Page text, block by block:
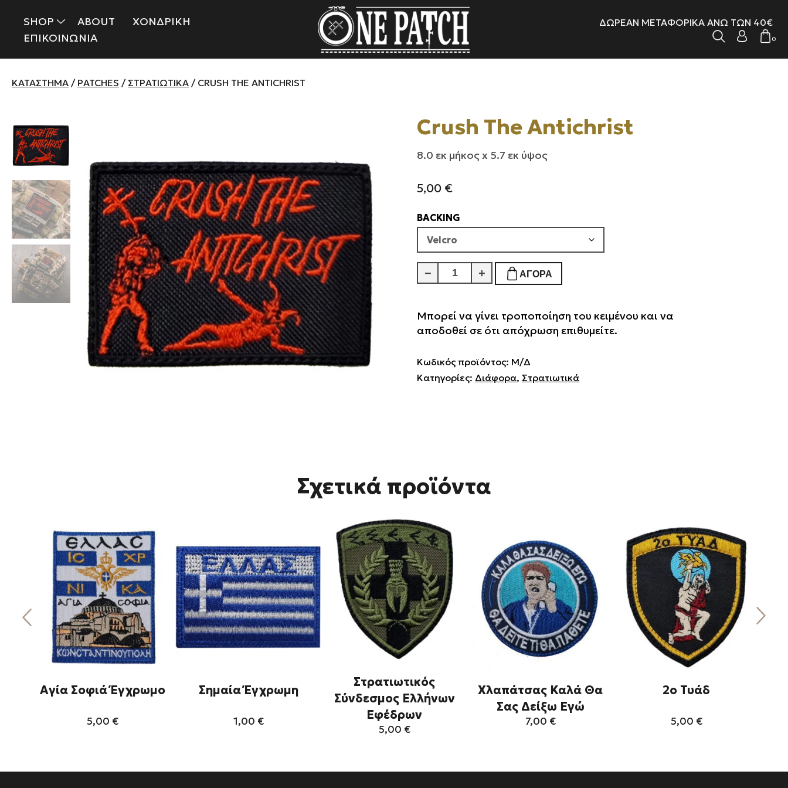
SHOP ABOUT
ΧΟΝΔΡΙΚΗ
ΕΠΙΚΟΙΝΩΝΙΑ
ΔΩΡΕΑΝ ΜΕΤΑΦΟΡΙΚΑ ΑΝΩ ΤΩΝ 40€
0
ΚΑΤΆΣΤΗΜΑ / PATCHES / ΣΤΡΑΤΙΩΤΙΚΆ / CRUSH THE ANTICHRIST
Crush The Antichrist
8.0 εκ μήκος x 5.7 εκ ύψος
5,00 €
BACKING
−
Crush
The
ποσότητα
+ ΑΓΟΡΆ
Μπορεί να γίνει τροποποίηση του κειμένου και να
αποδοθεί σε ότι απόχρωση επιθυμείτε.
Κωδικός προϊόντος: Μ/Δ
Κατηγορίες: Διάφορα, Στρατιωτικά
Σχετικά προϊόντα
Αγία Σοφιά Έγχρωμο
5,00 €
προϊόν
Σημαία Έγχρωμη
1,00 €
προϊόν
Στρατιωτικός
Σύνδεσμος Ελλήνων
Εφέδρων
5,00 €
Χλαπάτσας Καλά Θα
Σας Δείξω Εγώ
7,00 €
προϊόν
2ο Τυάδ
5,00 €
προϊόν